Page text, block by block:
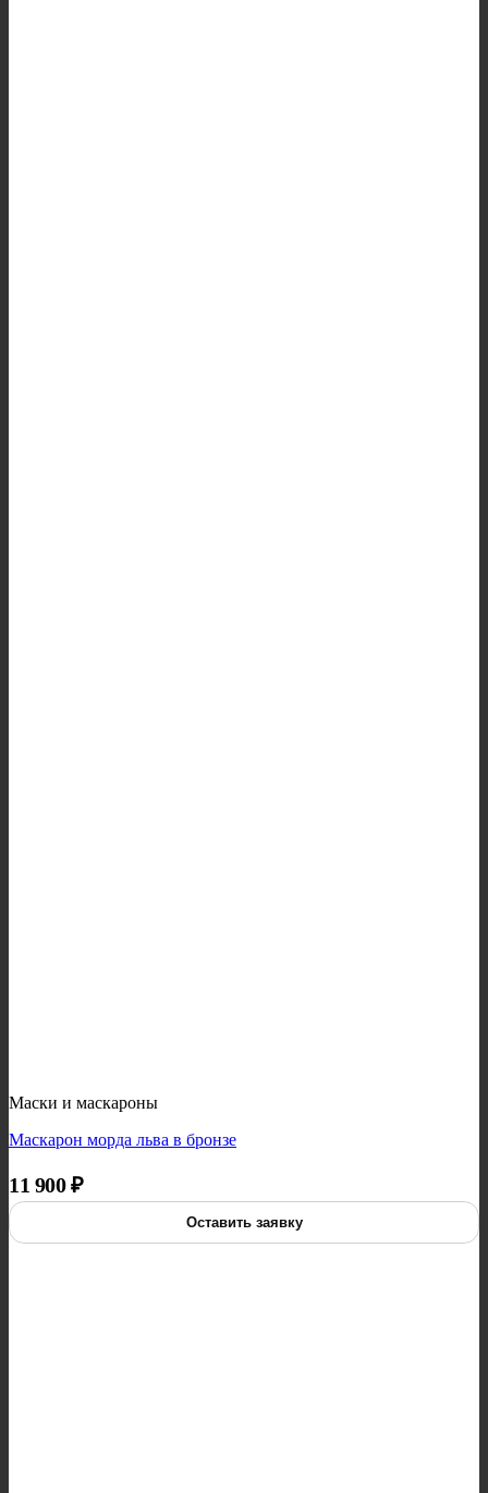
Маски и маскароны
Маскарон морда льва в бронзе
11 900₽
Оставить заявку